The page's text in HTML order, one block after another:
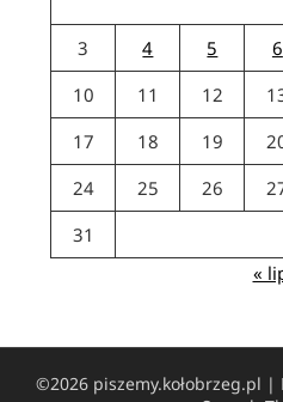
3
4 5 6
10
11 12
17
18 19
24
25 26
31
«
©2026 piszemy.kołobrzeg.pl |